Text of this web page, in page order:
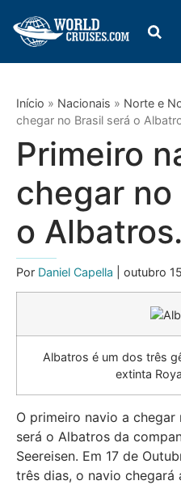
Início » Nacionais » Norte e
chegar no Brasil será o
Primeiro
chegar no
o Albatros.
Por Daniel Capella | outubro
Albatros é um dos três
extinta
O primeiro navio a chegar
será o Albatros da
Seereisen. Em 17 de
três dias, o navio chegará